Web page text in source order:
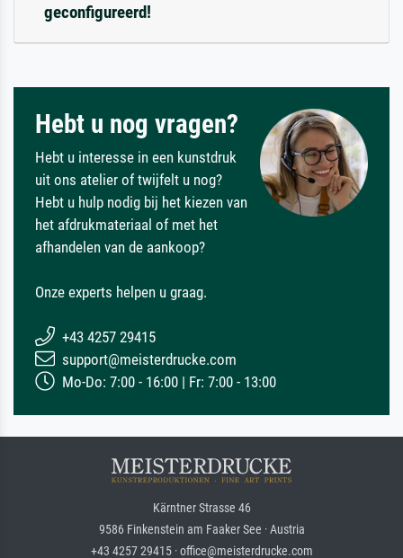
geconfigureerd!
Hebt u nog vragen?
Hebt u interesse in een kunstdruk
uit ons atelier of twijfelt u nog?
Hebt u hulp nodig bij het kiezen van
het afdrukmateriaal of met het
afhandelen van de aankoop?
Onze experts helpen u graag.
+43 4257 29415
support@meisterdrucke.com
Mo-Do: 7:00 - 16:00 | Fr: 7:00 - 13:00
Kärntner Strasse 46
9586 Finkenstein am Faaker See · Austria
+43 4257 29415 · office@meisterdrucke.com